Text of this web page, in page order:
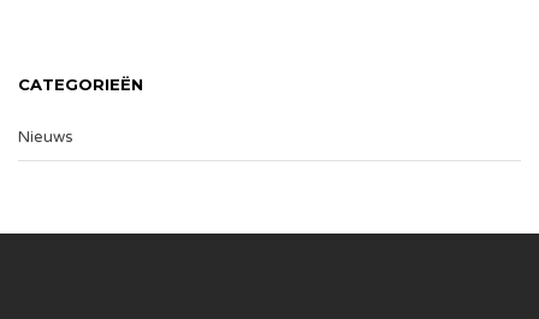
CATEGORIEËN
Nieuws